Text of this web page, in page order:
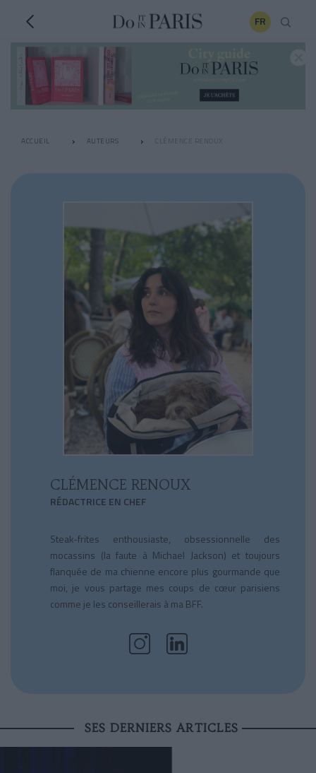
FR
ACCUEIL AUTEURS
CLÉMENCE RENOUX
RÉDACTRICE EN CHEF
Steak-frites enthousiaste, obsessionnelle des
mocassins (la faute à Michael Jackson) et toujours
flanquée de ma chienne encore plus gourmande que
moi, je vous partage mes coups de cœur parisiens
comme je les conseillerais à ma BFF.
SES DERNIERS ARTICLES